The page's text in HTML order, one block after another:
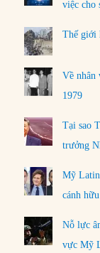
việc cho
Thế giới
Về nhân
1979
Tại sao
trưởng
Mỹ
cánh
Nỗ lực
vực Mỹ